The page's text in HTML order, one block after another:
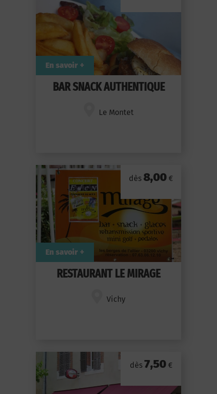
BAR SNACK AUTHENTIQUE
Le Montet
En savoir +
RESTAURANT LE MIRAGE
Vichy
dès 8,00 €
En savoir +
dès 7,50€